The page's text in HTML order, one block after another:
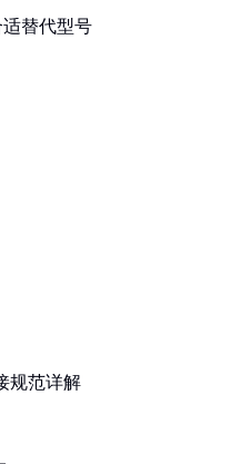
适替代型号
规范详解